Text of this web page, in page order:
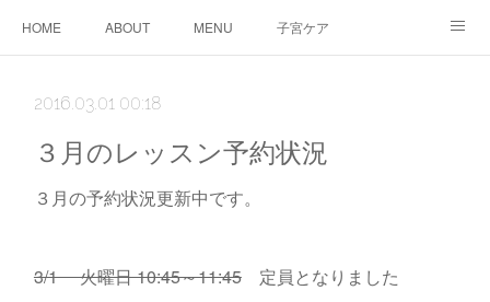
HOME ABOUT MENU 子宮ケア
2016.03.01 00:18
３月のレッスン予約状況
３月の予約状況更新中です。
3/1 火曜日 10:45～11:45定員となりました